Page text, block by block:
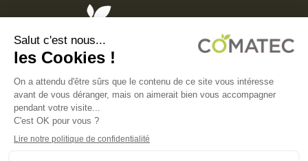
COMATEC PACKAGING
Boulevard François-Xavier Fafeur
11000 Carcassonne, FRANCE